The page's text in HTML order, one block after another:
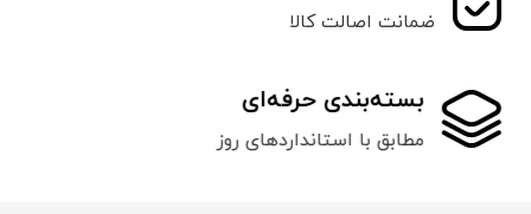
ضمانت اصالت کالا
بسته‌بندی حرفه‌ای
مطابق با استانداردهای روز